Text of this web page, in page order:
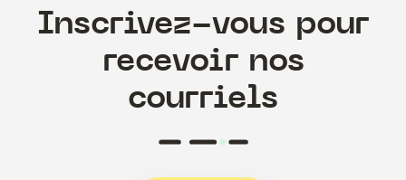
Inscrivez-vous pour
recevoir nos
courriels